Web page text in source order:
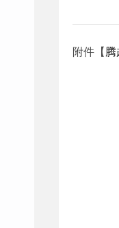
附件【 腾